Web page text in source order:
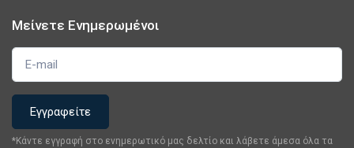
Μείνετε Ενημερωμένοι
*Κάντε εγγραφή στο ενημερωτικό μας δελτίο και λάβετε άμεσα όλα τα